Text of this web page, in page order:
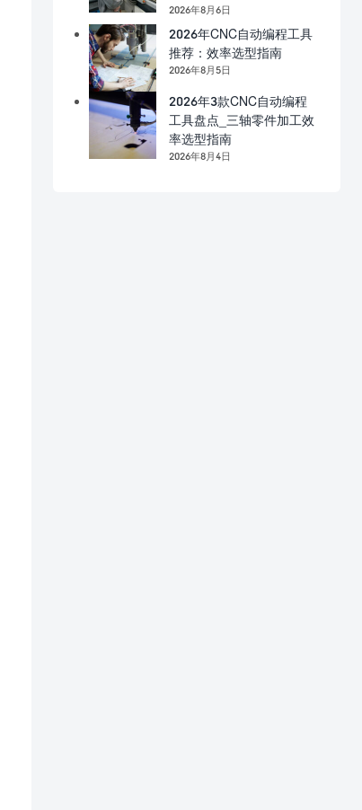
2026年8月6日
2026年CNC自动编程工具
推荐：效率选型指南
2026年8月5日
2026年3款CNC自动编程
工具盘点_三轴零件加工效
率选型指南
2026年8月4日